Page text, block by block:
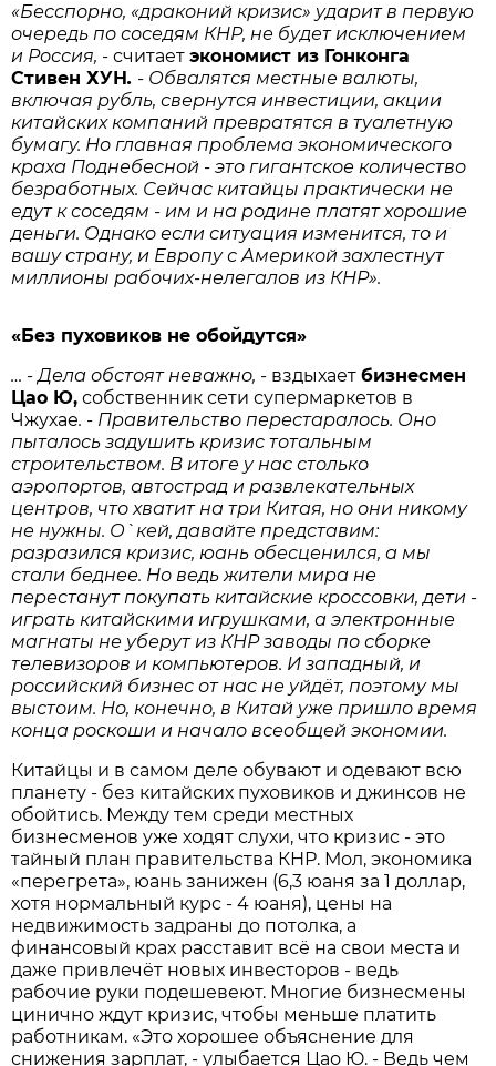
«Бесспорно, «драконий кризис» ударит в первую
очередь по соседям КНР, не будет исключением
и Россия, -считаетэкономист из Гонконга
СтивенХУН. - Обвалятся местные валюты,
включая рубль, свернутся инвестиции, акции
китайских компаний превратятся в туалетную
бумагу. Но главная проблема экономического
краха Поднебесной - это гигантское количество
безработных. Сейчас китайцы практически не
едут к соседям - им и на родине платят хорошие
деньги. Однако если ситуация изменится, то и
вашу страну, и Европу с Америкой захлестнут
миллионы рабочих-нелегалов из КНР».
«Без пуховиков не обойдутся»
… - Дела обстоят неважно, - вздыхаетбизнесмен
Цао Ю, собственник сети супермаркетов в
Чжухае. - Правительство перестаралось. Оно
пыталось задушить кризис тотальным
строительством. В итоге у нас столько
аэропортов, автострад и развлекательных
центров, что хватит на три Китая, но они никому
не нужны. О`кей, давайте представим:
разразился кризис, юань обесценился, а мы
стали беднее. Но ведь жители мира не
перестанут покупать китайские кроссовки, дети -
играть китайскими игрушками, а электронные
магнаты не уберут из КНР заводы по сборке
телевизоров и компьютеров. И западный, и
российский бизнес от нас не уйдёт, поэтому мы
выстоим. Но, конечно, в Китай уже пришло время
конца роскоши и начало всеобщей экономии.
Китайцы и в самом деле обувают и одевают всю
планету - без китайских пуховиков и джинсов не
обойтись. Между тем среди местных
бизнесменов уже ходят слухи, что кризис - это
тайный план правительства КНР. Мол, экономика
«перегрета», юань занижен (6,3 юаня за 1 доллар,
хотя нормальный курс - 4 юаня), цены на
недвижимость задраны до потолка, а
финансовый крах расставит всё на свои места и
даже привлечёт новых инвесторов - ведь
рабочие руки подешевеют. Многие бизнесмены
цинично ждут кризис, чтобы меньше платить
работникам. «Это хорошее объяснение для
снижения зарплат, - улыбается Цао Ю. - Ведь чем